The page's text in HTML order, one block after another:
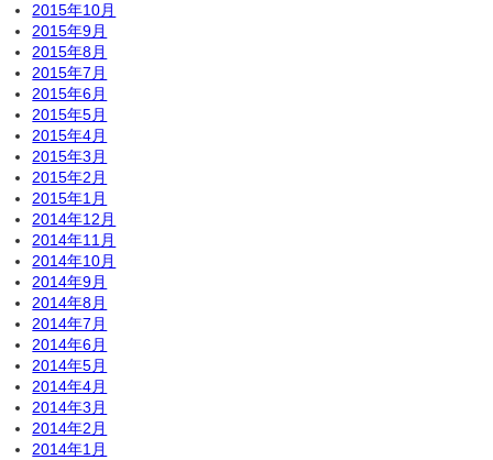
2015年10月
2015年9月
2015年8月
2015年7月
2015年6月
2015年5月
2015年4月
2015年3月
2015年2月
2015年1月
2014年12月
2014年11月
2014年10月
2014年9月
2014年8月
2014年7月
2014年6月
2014年5月
2014年4月
2014年3月
2014年2月
2014年1月